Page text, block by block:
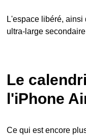
L'espace libéré,
ultra-large
Le
l'iPhone
Ce qui est encore